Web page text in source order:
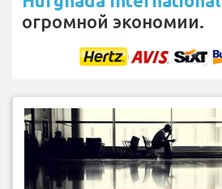
огромной экономии.